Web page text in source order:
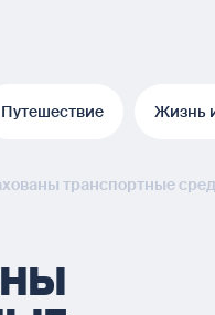
Путешествие Жизнь
транспортные